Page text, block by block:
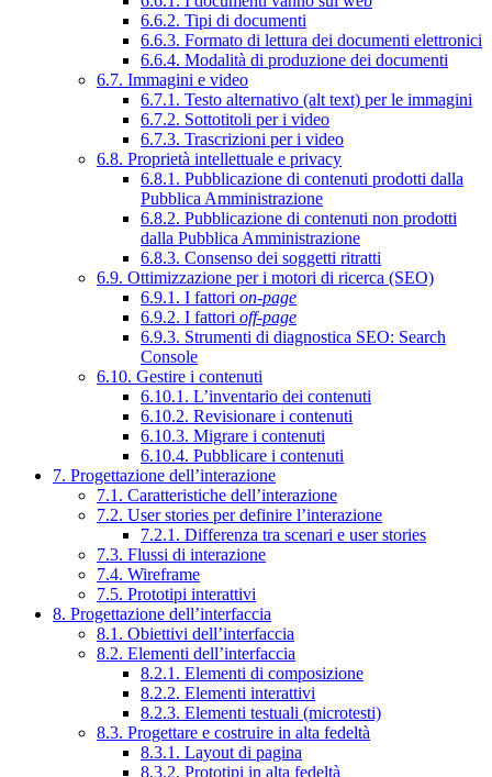
6.6.2. Tipi di documenti
6.6.3. Formato di lettura dei documenti elettronici
6.6.4. Modalità di produzione dei documenti
6.7. Immagini e video
6.7.1. Testo alternativo (alt text) per le immagini
6.7.2. Sottotitoli per i video
6.7.3. Trascrizioni per i video
6.8. Proprietà intellettuale e privacy
6.8.1. Pubblicazione di contenuti prodotti dalla
Pubblica Amministrazione
6.8.2. Pubblicazione di contenuti non prodotti
dalla Pubblica Amministrazione
6.8.3. Consenso dei soggetti ritratti
6.9. Ottimizzazione per i motori di ricerca (SEO)
6.9.1. I fattori on-page
6.9.2. I fattori off-page
6.9.3. Strumenti di diagnostica SEO: Search
Console
6.10. Gestire i contenuti
6.10.1. L’inventario dei contenuti
6.10.2. Revisionare i contenuti
6.10.3. Migrare i contenuti
6.10.4. Pubblicare i contenuti
7. Progettazione dell’interazione
7.1. Caratteristiche dell’interazione
7.2. User stories per definire l’interazione
7.2.1. Differenza tra scenari e user stories
7.3. Flussi di interazione
7.4. Wireframe
7.5. Prototipi interattivi
8. Progettazione dell’interfaccia
8.1. Obiettivi dell’interfaccia
8.2. Elementi dell’interfaccia
8.2.1. Elementi di composizione
8.2.2. Elementi interattivi
8.2.3. Elementi testuali (microtesti)
8.3. Progettare e costruire in alta fedeltà
8.3.1. Layout di pagina
8.3.2. Prototipi in alta fedeltà